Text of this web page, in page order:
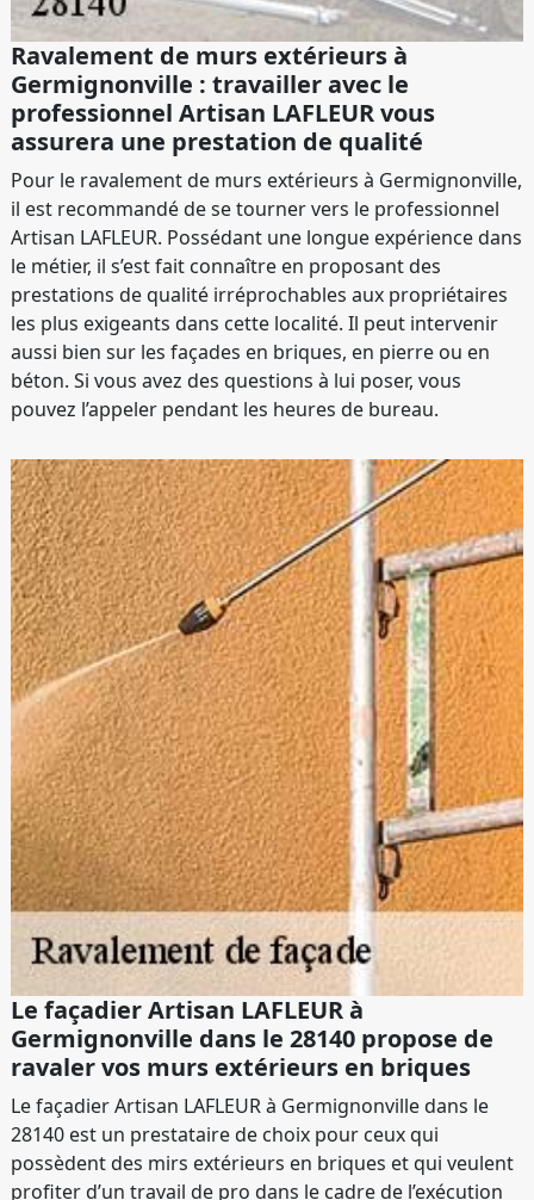
Ravalement de murs extérieurs à
Germignonville : travailler avec le
professionnel Artisan LAFLEUR vous
assurera une prestation de qualité
Pour le ravalement de murs extérieurs à Germignonville,
il est recommandé de se tourner vers le professionnel
Artisan LAFLEUR. Possédant une longue expérience dans
le métier, il s’est fait connaître en proposant des
prestations de qualité irréprochables aux propriétaires
les plus exigeants dans cette localité. Il peut intervenir
aussi bien sur les façades en briques, en pierre ou en
béton. Si vous avez des questions à lui poser, vous
pouvez l’appeler pendant les heures de bureau.
Le façadier Artisan LAFLEUR à
Germignonville dans le 28140 propose de
ravaler vos murs extérieurs en briques
Le façadier Artisan LAFLEUR à Germignonville dans le
28140 est un prestataire de choix pour ceux qui
possèdent des mirs extérieurs en briques et qui veulent
profiter d’un travail de pro dans le cadre de l’exécution